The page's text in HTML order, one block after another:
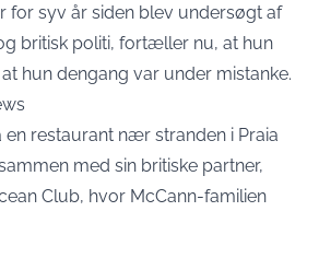
for syv år siden blev undersøgt af
britisk politi, fortæller nu, at hun
hun dengang var under mistanke.
restaurant nær stranden i Praia
med sin britiske partner,
Club, hvor McCann-familien